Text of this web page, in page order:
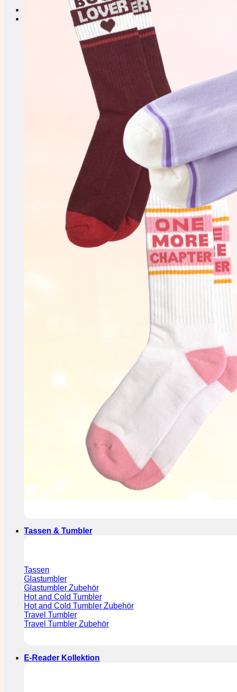
Tassen & Tumbler
Tassen
Glastumbler
Glastumbler Zubehör
Hot and Cold Tumbler
Hot and Cold Tumbler Zubehör
Travel Tumbler
Travel Tumbler Zubehör
E-Reader Kollektion